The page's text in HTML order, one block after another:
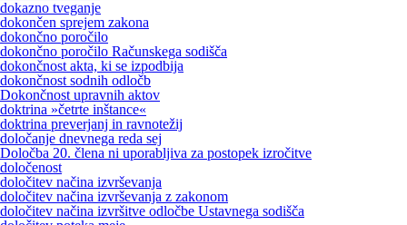
dokazno tveganje
dokončen sprejem zakona
dokončno poročilo
dokončno poročilo Računskega sodišča
dokončnost akta, ki se izpodbija
dokončnost sodnih odločb
Dokončnost upravnih aktov
doktrina »četrte inštance«
doktrina preverjanj in ravnotežij
določanje dnevnega reda sej
Določba 20. člena ni uporabljiva za postopek izročitve
določenost
določitev načina izvrševanja
določitev načina izvrševanja z zakonom
določitev načina izvršitve odločbe Ustavnega sodišča